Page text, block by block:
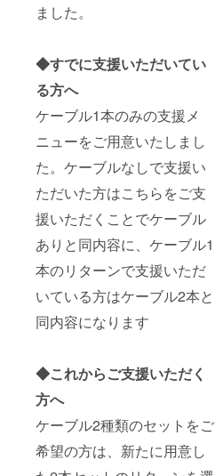
ました。
◆すでに支援いただいてい
る方へ
ケーブル1本のみの支援メ
ニューをご用意いたしまし
た。ケーブルなしで支援い
ただいた方はこちらをご支
援いただくことでケーブル
ありと同内容に、ケーブル1
本のリターンで支援いただ
いている方はケーブル2本と
同内容になります
◆これからご支援いただく
方へ
ケーブル2種類のセットをご
希望の方は、新たに用意し